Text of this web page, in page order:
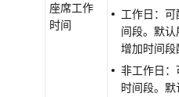
座席工作
时间
工作日：
间段。默
增加时间段
非工作日
时间段。默